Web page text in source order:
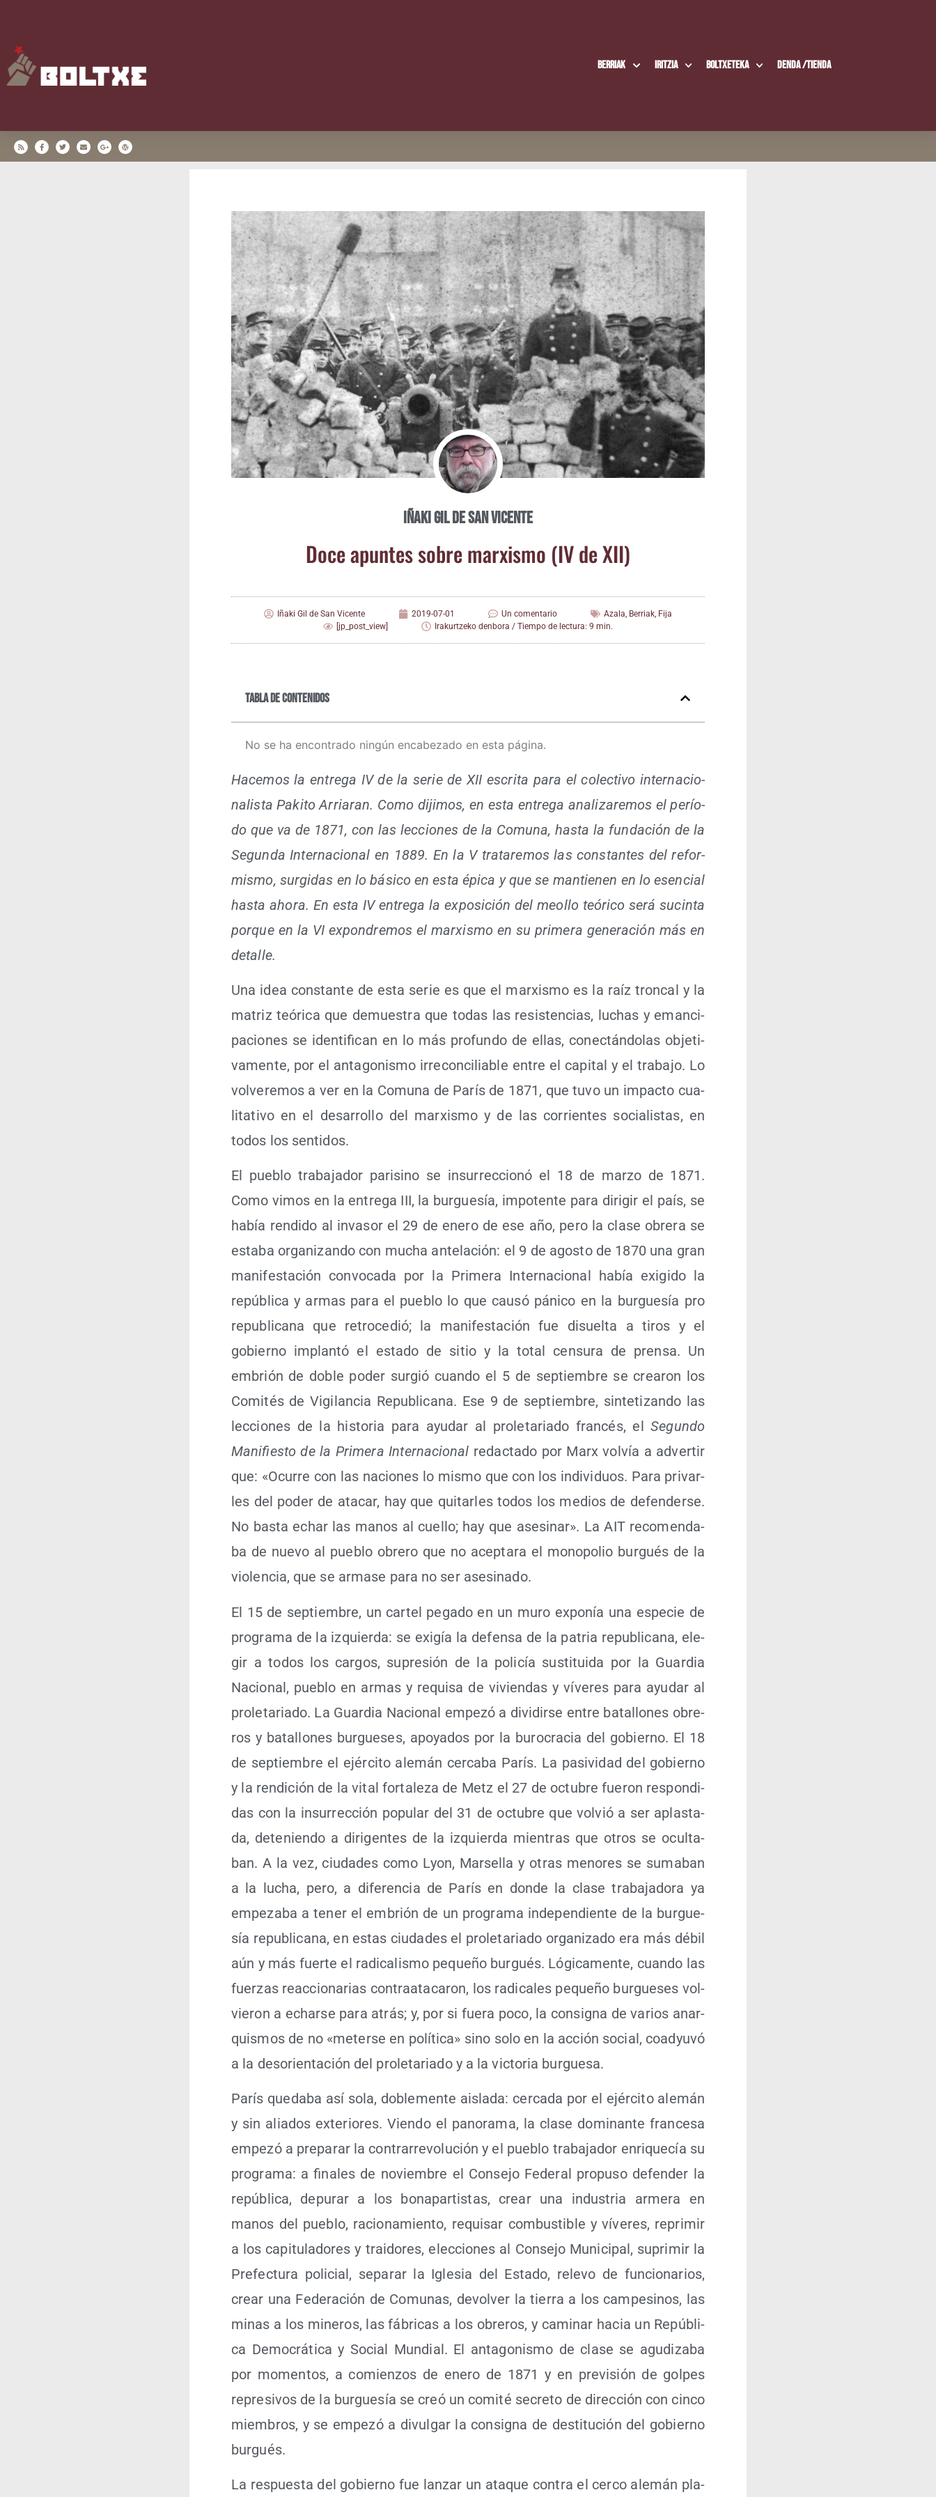
Berriak Iritzia Boltxe­te­ka Den­da /​Tien­da
Iñaki Gil de San Vicente
Doce apun­tes sobre mar­xis­mo (IV de XII)
Iñaki Gil de San Vicente 2019-07-01 Un comentario Azala Berriak Fija
[jp_post_view]
Irakurtzeko denbora / Tiempo de lectura: 9 min.
Tabla de contenidos
No se ha encontrado ningún encabezado en esta página.
Hace­mos la entre­ga IV de la serie de XII escri­ta para el colec­ti­vo inter­na­cio­
na­lis­ta Paki­to Arria­ran. Como diji­mos, en esta entre­ga ana­li­za­re­mos el perío­
do que va de 1871, con las lec­cio­nes de la Comu­na, has­ta la fun­da­ción de la
Segun­da Inter­na­cio­nal en 1889. En la V tra­ta­re­mos las cons­tan­tes del refor­
mis­mo, sur­gi­das en lo bási­co en esta épi­ca y que se man­tie­nen en lo esen­cial
has­ta aho­ra. En esta IV entre­ga la expo­si­ción del meo­llo teó­ri­co será sucin­ta
por­que en la VI expon­dre­mos el mar­xis­mo en su pri­me­ra gene­ra­ción más en
detalle.
Una idea cons­tan­te de esta serie es que el mar­xis­mo es la raíz tron­cal y la
matriz teó­ri­ca que demues­tra que todas las resis­ten­cias, luchas y eman­ci­
pa­cio­nes se iden­ti­fi­can en lo más pro­fun­do de ellas, conec­tán­do­las obje­ti­
va­men­te, por el anta­go­nis­mo irre­con­ci­lia­ble entre el capi­tal y el tra­ba­jo. Lo
vol­ve­re­mos a ver en la Comu­na de París de 1871, que tuvo un impac­to cua­
li­ta­ti­vo en el desa­rro­llo del mar­xis­mo y de las corrien­tes socia­lis­tas, en
todos los sentidos.
El pue­blo tra­ba­ja­dor pari­sino se insu­rrec­cio­nó el 18 de mar­zo de 1871.
Como vimos en la entre­ga III, la bur­gue­sía, impo­ten­te para diri­gir el país, se
había ren­di­do al inva­sor el 29 de enero de ese año, pero la cla­se obre­ra se
esta­ba orga­ni­zan­do con mucha ante­la­ción: el 9 de agos­to de 1870 una gran
mani­fes­ta­ción con­vo­ca­da por la Pri­me­ra Inter­na­cio­nal había exi­gi­do la
repú­bli­ca y armas para el pue­blo lo que cau­só páni­co en la bur­gue­sía pro
repu­bli­ca­na que retro­ce­dió; la mani­fes­ta­ción fue disuel­ta a tiros y el
gobierno implan­tó el esta­do de sitio y la total cen­su­ra de pren­sa. Un
embrión de doble poder sur­gió cuan­do el 5 de sep­tiem­bre se crea­ron los
Comi­tés de Vigi­lan­cia Repu­bli­ca­na. Ese 9 de sep­tiem­bre, sin­te­ti­zan­do las
lec­cio­nes de la his­to­ria para ayu­dar al pro­le­ta­ria­do fran­cés, elSegun­do
Mani­fies­to de la Pri­me­ra Inter­na­cio­nal redac­ta­do por Marx vol­vía a adver­tir
que: «Ocu­rre con las nacio­nes lo mis­mo que con los indi­vi­duos. Para pri­var­
les del poder de ata­car, hay que qui­tar­les todos los medios de defen­der­se.
No bas­ta echar las manos al cue­llo; hay que ase­si­nar». La AIT reco­men­da­
ba de nue­vo al pue­blo obre­ro que no acep­ta­ra el mono­po­lio bur­gués de la
vio­len­cia, que se arma­se para no ser asesinado.
El 15 de sep­tiem­bre, un car­tel pega­do en un muro expo­nía una espe­cie de
pro­gra­ma de la izquier­da: se exi­gía la defen­sa de la patria repu­bli­ca­na, ele­
gir a todos los car­gos, supre­sión de la poli­cía sus­ti­tui­da por la Guar­dia
Nacio­nal, pue­blo en armas y requi­sa de vivien­das y víve­res para ayu­dar al
pro­le­ta­ria­do. La Guar­dia Nacio­nal empe­zó a divi­dir­se entre bata­llo­nes obre­
ros y bata­llo­nes bur­gue­ses, apo­ya­dos por la buro­cra­cia del gobierno. El 18
de sep­tiem­bre el ejér­ci­to ale­mán cer­ca­ba París. La pasi­vi­dad del gobierno
y la ren­di­ción de la vital for­ta­le­za de Metz el 27 de octu­bre fue­ron res­pon­di­
das con la insu­rrec­ción popu­lar del 31 de octu­bre que vol­vió a ser aplas­ta­
da, dete­nien­do a diri­gen­tes de la izquier­da mien­tras que otros se ocul­ta­
ban. A la vez, ciu­da­des como Lyon, Mar­se­lla y otras meno­res se suma­ban
a la lucha, pero, a dife­ren­cia de París en don­de la cla­se tra­ba­ja­do­ra ya
empe­za­ba a tener el embrión de un pro­gra­ma inde­pen­dien­te de la bur­gue­
sía repu­bli­ca­na, en estas ciu­da­des el pro­le­ta­ria­do orga­ni­za­do era más débil
aún y más fuer­te el radi­ca­lis­mo peque­ño bur­gués. Lógi­ca­men­te, cuan­do las
fuer­zas reac­cio­na­rias con­tra­ata­ca­ron, los radi­ca­les peque­ño bur­gue­ses vol­
vie­ron a echar­se para atrás; y, por si fue­ra poco, la con­sig­na de varios anar­
quis­mos de no «meter­se en polí­ti­ca» sino solo en la acción social, coad­yu­vó
a la des­orien­ta­ción del pro­le­ta­ria­do y a la vic­to­ria burguesa.
París que­da­ba así sola, doble­men­te ais­la­da: cer­ca­da por el ejér­ci­to ale­mán
y sin alia­dos exte­rio­res. Vien­do el pano­ra­ma, la cla­se domi­nan­te fran­ce­sa
empe­zó a pre­pa­rar la con­tra­rre­vo­lu­ción y el pue­blo tra­ba­ja­dor enri­que­cía su
pro­gra­ma: a fina­les de noviem­bre el Con­se­jo Fede­ral pro­pu­so defen­der la
repú­bli­ca, depu­rar a los bona­par­tis­tas, crear una indus­tria arme­ra en
manos del pue­blo, racio­na­mien­to, requi­sar com­bus­ti­ble y víve­res, repri­mir
a los capi­tu­la­do­res y trai­do­res, elec­cio­nes al Con­se­jo Muni­ci­pal, supri­mir la
Pre­fec­tu­ra poli­cial, sepa­rar la Igle­sia del Esta­do, rele­vo de fun­cio­na­rios,
crear una Fede­ra­ción de Comu­nas, devol­ver la tie­rra a los cam­pe­si­nos, las
minas a los mine­ros, las fábri­cas a los obre­ros, y cami­nar hacia un Repú­bli­
ca Demo­crá­ti­ca y Social Mun­dial. El anta­go­nis­mo de cla­se se agu­di­za­ba
por momen­tos, a comien­zos de enero de 1871 y en pre­vi­sión de gol­pes
repre­si­vos de la bur­gue­sía se creó un comi­té secre­to de direc­ción con cin­co
miem­bros, y se empe­zó a divul­gar la con­sig­na de des­ti­tu­ción del gobierno
burgués.
La res­pues­ta del gobierno fue lan­zar un ata­que con­tra el cer­co ale­mán pla­